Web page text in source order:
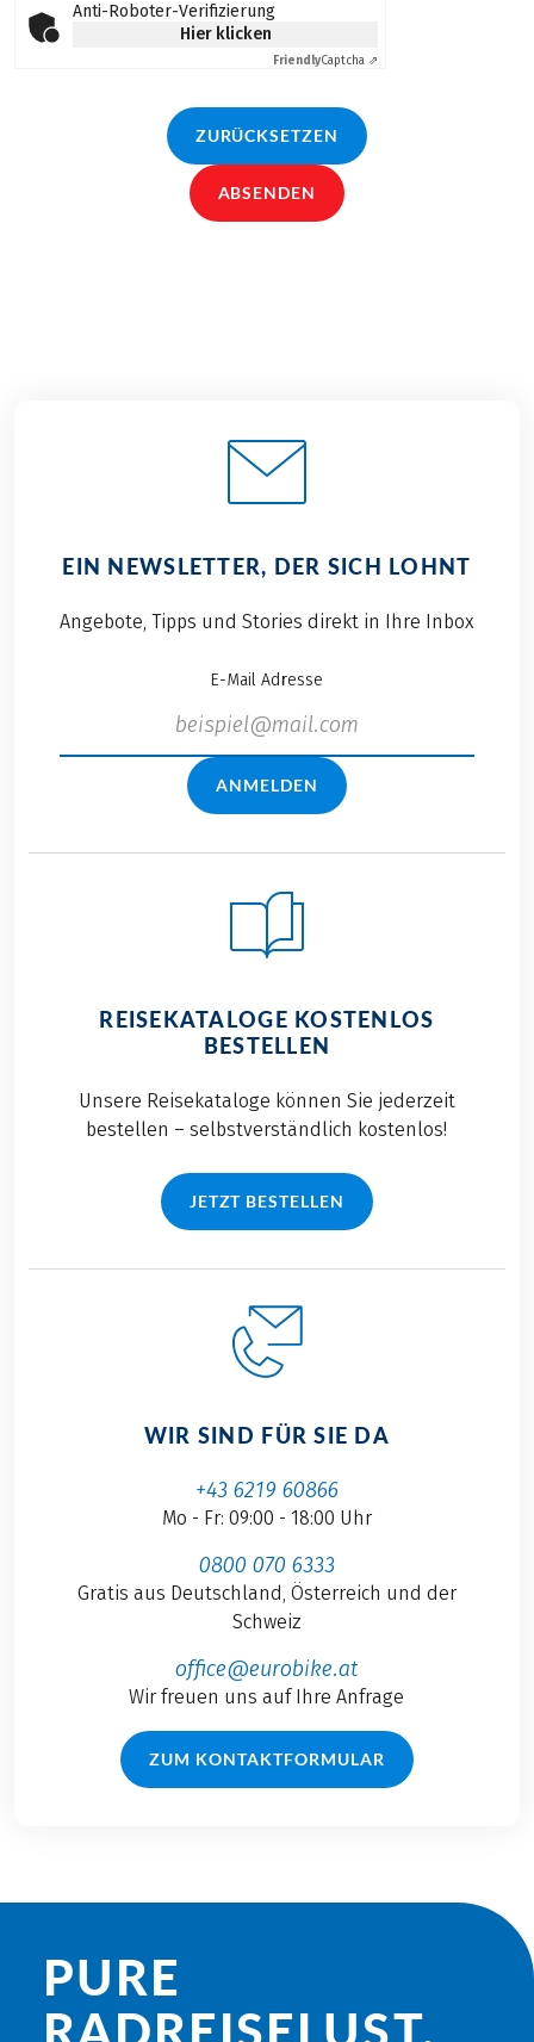
Anti-Roboter-Verifizierung
Hier klicken
FriendlyCaptcha ⇗
ZURÜCKSETZEN
ABSENDEN
EIN NEWSLETTER, DER SICH LOHNT
Angebote, Tipps und Stories direkt in Ihre Inbox
E-Mail Adresse
ANMELDEN
REISEKATALOGE KOSTENLOS
BESTELLEN
Unsere Reisekataloge können Sie jederzeit
bestellen – selbstverständlich kostenlos!
JETZT BESTELLEN
WIR SIND FÜR SIE DA
+43 6219 60866
Mo - Fr: 09:00 - 18:00 Uhr
0800 070 6333
Gratis aus Deutschland, Österreich und der
Schweiz
office@eurobike.at
Wir freuen uns auf Ihre Anfrage
ZUM KONTAKTFORMULAR
PURE